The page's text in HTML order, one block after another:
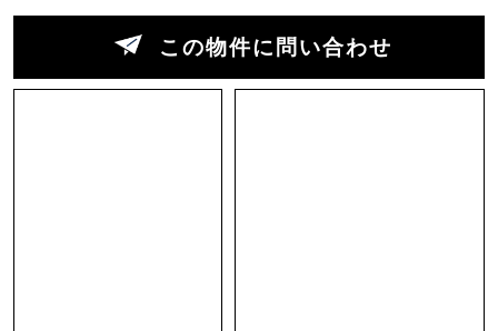
この物件に問い合わせ